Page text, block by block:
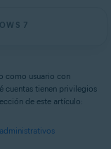
7
como usuario con
cuentas tienen privilegios
de este artículo: